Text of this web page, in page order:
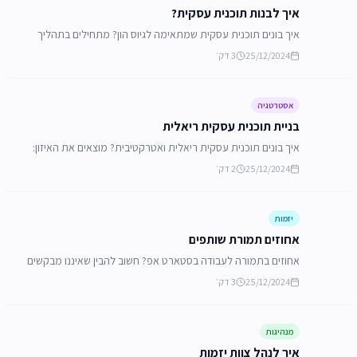
איך לבנות תוכנית עסקית?
איך בונים תוכנית עסקית שמתאימה לגיוס הון? מתחילים בתהליך
פיתוח עסקי מקצועי, ורק אחריו כותבים. התוכנית חייבת לכלול ניתוח
25/12/2024
3 דק׳
אסטרטגיה
בניית תוכנית עסקית ריאלית
איך בונים תוכנית עסקית ריאלית ואטרקטיבית? מוצאים את האיזון:
תוכנית מנופחת מרחיקה משקיעים, ותוכנית צנועה מדי לא מושכת
25/12/2024
2 דק׳
יזמות
אחוזים תמורת שותפים
אחוזים בתמורה לעבודה בסטארט אפ? חשוב להבין שאיננו מבקשים
מהשותפים לעבוד בחינם עבורנו, אלא אנו מציעים להם הזדמנות
שלב נמצא הסטארט אפ ועוד.
25/12/2024
3 דק׳
מנהיגות
איך לנהל צוות יזמות